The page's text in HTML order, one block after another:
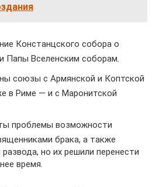
Констанцского собора о
Папы Вселенским соборам.
союзы с Армянской и Коптской
в Риме — и с Маронитской
проблемы возможности
брака, а также
но их решили перенести
время.